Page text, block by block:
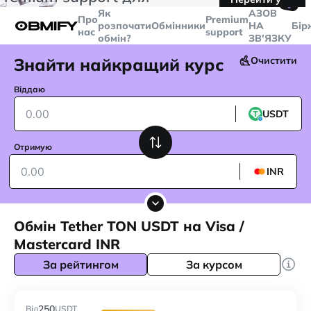
більше
Telegram
Про
нас
Як
розпочати
обмін?
ОбмінникиPremium
support
🤙
AЗОВ
НА
ЗВ'ЯЗКУ
Знайти найкращий курс Очистити
Віддаю
USDT
Отримую
INR
Обмін Tether TON USDT на Visa /
Mastercard INR
За рейтингом За курсом
Від USDT